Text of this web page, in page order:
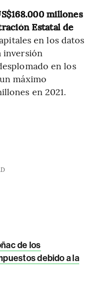
millones
Estatal de
en los datos
inversión
en los
máximo
en 2021.
de los
debido a la